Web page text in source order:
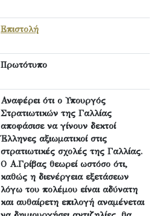
Επιστολή
Πρωτότυπο
Αναφέρει ότι ο Υπουργός
Στρατιωτικών της Γαλλίας
αποφάσισε να γίνουν δεκτοί
Έλληνες αξιωματικοί στις
στρατιωτικές σχολές της Γαλλίας.
Ο Α.Γρίβας θεωρεί ωστόσο ότι,
καθώς η διενέργεια εξετάσεων
λόγω του πολέμου είναι αδύνατη
και αυθαίρετη επιλογή αναμένεται